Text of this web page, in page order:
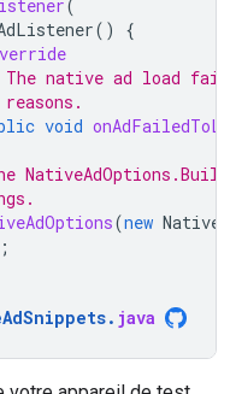
(
()
{
native ad load
void
(new
. java